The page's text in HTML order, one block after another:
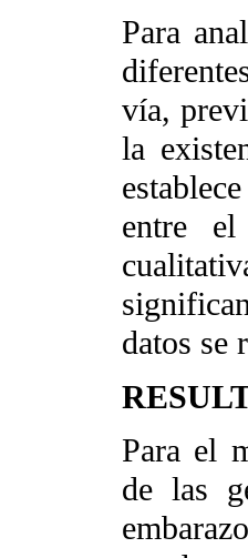
Para
vía,
la
entre
datos se
Para el
de las